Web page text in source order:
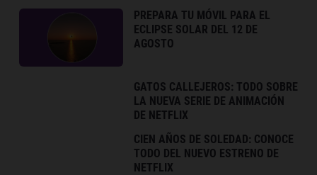
PREPARA TU MÓVIL PARA EL
ECLIPSE SOLAR DEL 12 DE
AGOSTO
GATOS CALLEJEROS: TODO SOBRE
LA NUEVA SERIE DE ANIMACIÓN
DE NETFLIX
CIEN AÑOS DE SOLEDAD: CONOCE
TODO DEL NUEVO ESTRENO DE
NETFLIX